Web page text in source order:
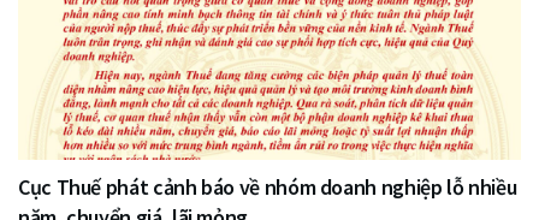
Cục Thuế phát cảnh báo về nhóm doanh nghiệp lỗ nhiều